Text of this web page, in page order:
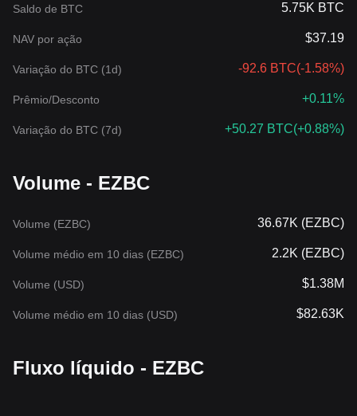
Saldo de BTC 5.75K BTC
NAV por ação $37.19
Variação do BTC (1d) -92.6 BTC(-1.58%)
Prêmio/Desconto +0.11%
Variação do BTC (7d) +50.27 BTC(+0.88%)
Volume - EZBC
Volume (EZBC) 36.67K (EZBC)
Volume médio em 10 dias (EZBC) 2.2K (EZBC)
Volume (USD) $1.38M
Volume médio em 10 dias (USD) $82.63K
Fluxo líquido - EZBC